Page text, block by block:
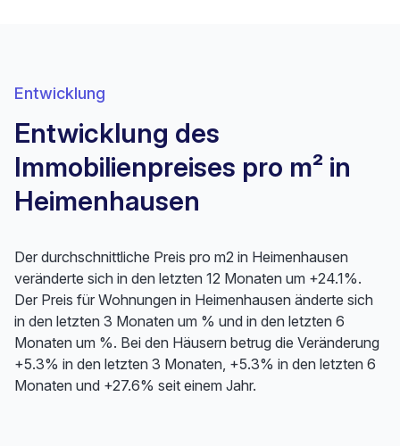
Entwicklung
Entwicklung des
Immobilienpreises pro m² in
Heimenhausen
Der durchschnittliche Preis pro m2 in Heimenhausen
veränderte sich in den letzten 12 Monaten um +24.1%.
Der Preis für Wohnungen in Heimenhausen änderte sich
in den letzten 3 Monaten um % und in den letzten 6
Monaten um %. Bei den Häusern betrug die Veränderung
+5.3% in den letzten 3 Monaten, +5.3% in den letzten 6
Monaten und +27.6% seit einem Jahr.